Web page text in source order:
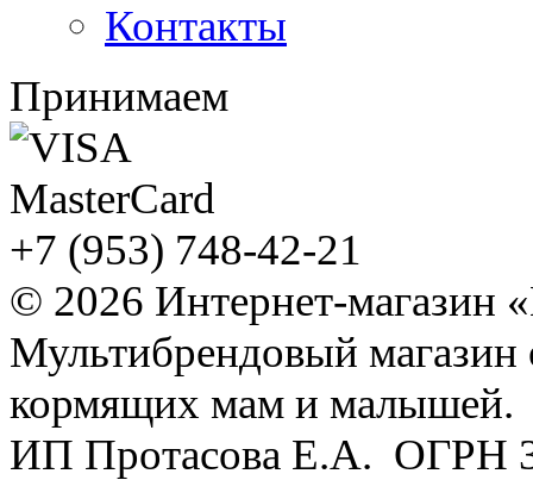
Контакты
Принимаем
+7 (953) 748-42-21
© 2026 Интернет-магазин
Мультибрендовый
кормящих мам и малышей.
ИП Протасова Е.А. ОГРН